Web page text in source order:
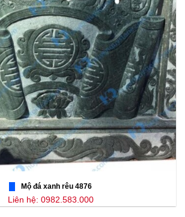
Mộ đá xanh rêu 4876
Liên hệ: 0982.583.000